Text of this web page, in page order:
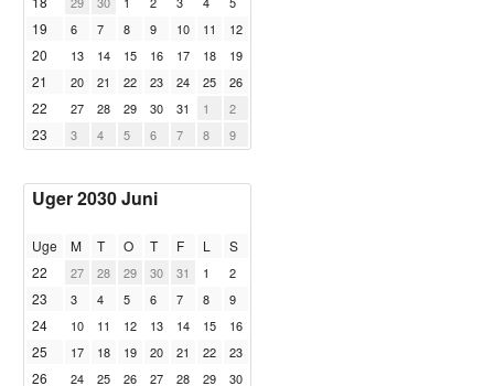
19 6 7 8 9 10 11 12
20 13 14 15 16 17 18 19
21 20 21 22 23 24 25 26
22 27 28 29 30 31 1 2
23 3 4 5 6 7 8 9
Uger 2030 Juni
Uge M T O T F L
S
22
27 28 29 30 31 1 2
23 3 4 5 6 7 8 9
24 10 11 12 13 14 15 16
25 17 18 19 20 21 22 23
26 24 25 26 27 28 29 30